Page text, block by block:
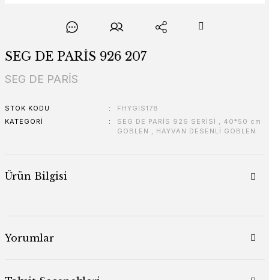
SEG DE PARİS 926 207
SEG DE PARİS
STOK KODU
FHYGIS178
KATEGORI
SEG DE PARİS 926 SERİSİ , 40*50 cm
GOBLEN , HAYVAN DESENLİ GOBLEN
Ürün Bilgisi
Yorumlar